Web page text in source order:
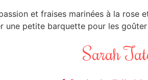
et fraises marinées à la rose
une petite barquette pour les
Sarah